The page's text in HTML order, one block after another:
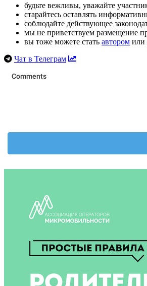
будьте вежливы, уважайте
старайтесь оставлять
соблюдайте действующее
мы не приветствуем размещение
вы тоже можете стать автором или
Чат в Телеграм